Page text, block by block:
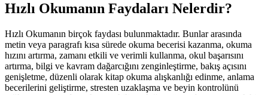
Hızlı Okumanın Faydaları Nelerdir?
Hızlı Okumanın birçok faydası bulunmaktadır. Bunlar arasında
metin veya paragrafı kısa sürede okuma becerisi kazanma, okuma
hızını artırma, zamanı etkili ve verimli kullanma, okul başarısını
artırma, bilgi ve kavram dağarcığını zenginleştirme, bakış açısını
genişletme, düzenli olarak kitap okuma alışkanlığı edinme, anlama
becerilerini geliştirme, stresten uzaklaşma ve beyin kontrolünü